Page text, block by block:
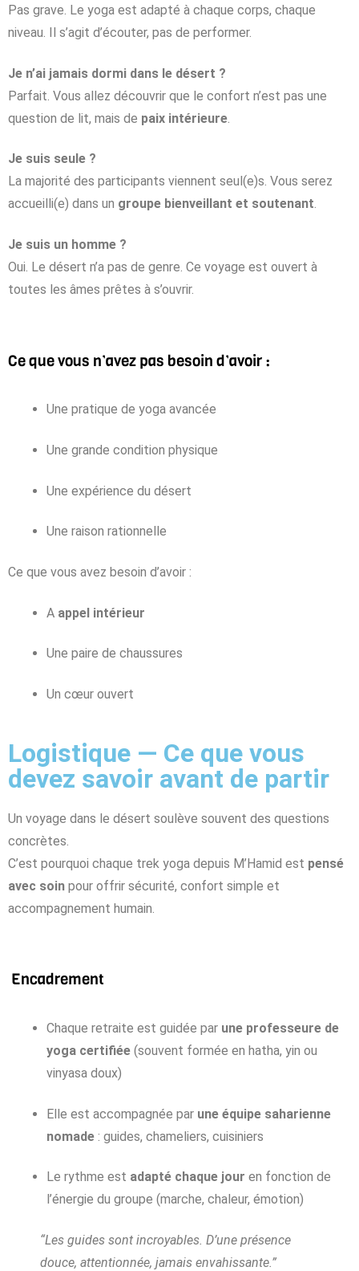
Pas grave. Le yoga est adapté à chaque corps, chaque
niveau. Il s’agit d’écouter, pas de performer.
Je n’ai jamais dormi dans le désert ?
Parfait. Vous allez découvrir que le confort n’est pas une
question de lit, mais de paix intérieure
Je suis seule ?
La majorité des participants viennent seul(e)s. Vous serez
accueilli(e) dans un groupe bienveillant et soutenant.
Je suis un homme ?
Oui. Le désert n’a pas de genre. Ce voyage est ouvert à
toutes les âmes prêtes à s’ouvrir.
Ce que vous n’avez pas besoin d’avoir :
Une pratique de yoga avancée
Une grande condition physique
Une expérience du désert
Une raison rationnelle
Ce que vous avez besoin d’avoir :
A appel intérieur
Une paire de chaussures
Un cœur ouvert
Logistique — Ce que vous
devez savoir avant de partir
Un voyage dans le désert soulève souvent des questions
concrètes.
C’est pourquoi chaque trek yoga depuis M’Hamid est pensé
avec soin pour offrir sécurité, confort simple et
accompagnement humain.
Encadrement
Chaque retraite est guidée par une professeure de
yoga certifiée (souvent formée en hatha, yin ou
vinyasa doux)
Elle est accompagnée par une équipe saharienne
nomade : guides, chameliers, cuisiniers
Le rythme est adapté chaque jour en fonction de
l’énergie du groupe (marche, chaleur, émotion)
“Les guides sont incroyables. D’une présence
douce, attentionnée, jamais envahissante.”